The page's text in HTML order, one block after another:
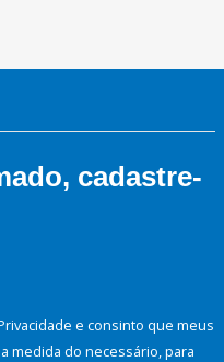
cadastre-
e consinto que meus
medida do necessário, para